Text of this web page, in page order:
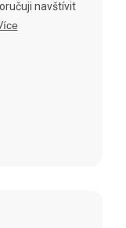
navštívit